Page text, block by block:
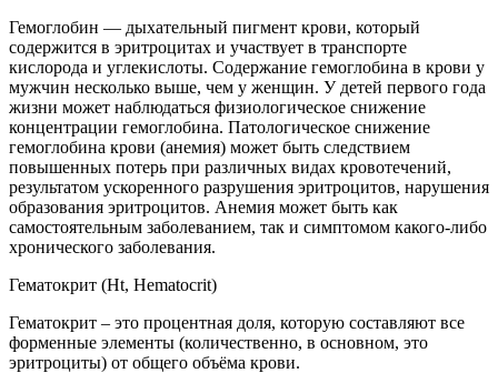
Гемоглобин — дыхательный пигмент крови, который
содержится в эритроцитах и участвует в транспорте
кислорода и углекислоты. Содержание гемоглобина в крови у
мужчин несколько выше, чем у женщин. У детей первого года
жизни может наблюдаться физиологическое снижение
концентрации гемоглобина. Патологическое снижение
гемоглобина крови (анемия) может быть следствием
повышенных потерь при различных видах кровотечений,
результатом ускоренного разрушения эритроцитов, нарушения
образования эритроцитов. Анемия может быть как
самостоятельным заболеванием, так и симптомом какого-либо
хронического заболевания.
Гематокрит (Ht, Hematocrit)
Гематокрит – это процентная доля, которую составляют все
форменные элементы (количественно, в основном, это
эритроциты) от общего объёма крови.